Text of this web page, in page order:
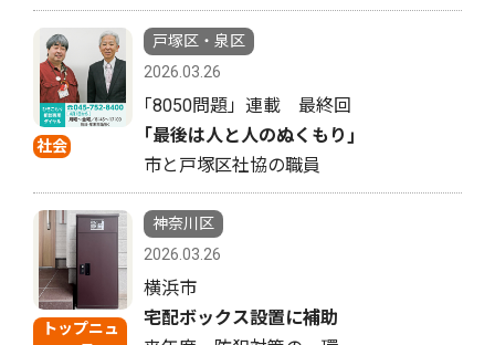
社会
戸塚区・泉区
2026.03.26
｢8050問題」連載 最終回
｢最後は人と人のぬくもり｣
市と戸塚区社協の職員
トップニュ
神奈川区
2026.03.26
横浜市
宅配ボックス設置に補助